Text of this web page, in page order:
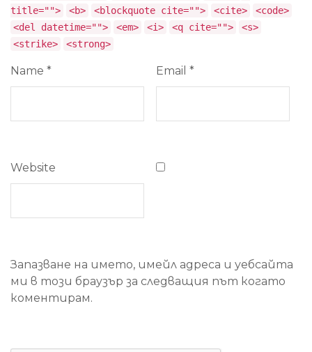
title="">
<b> <blockquote cite=""> <cite>
<code>
<del datetime="">
<em> <i> <q cite="">
<s>
<strike>
<strong>
Name * Email *
Website
Запазване на името, имейл адреса и уебсайта
ми в този браузър за следващия път когато
коментирам.